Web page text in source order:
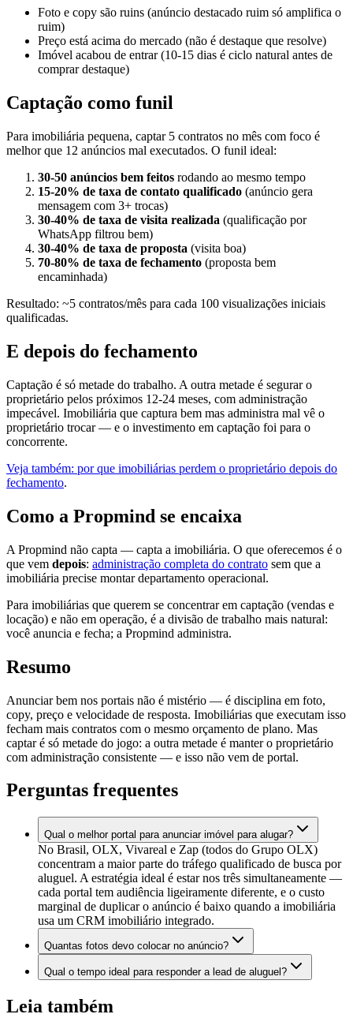
Foto e copy são ruins (anúncio destacado ruim só amplifica o
ruim)
Preço está acima do mercado (não é destaque que resolve)
Imóvel acabou de entrar (10-15 dias é ciclo natural antes de
comprar destaque)
Captação como funil
Para imobiliária pequena, captar 5 contratos no mês com foco é
melhor que 12 anúncios mal executados. O funil ideal:
30-50 anúncios bem feitos rodando ao mesmo tempo
15-20% de taxa de contato qualificado (anúncio gera
mensagem com 3+ trocas)
30-40% de taxa de visita realizada (qualificação por
WhatsApp filtrou bem)
30-40% de taxa de proposta (visita boa)
70-80% de taxa de fechamento (proposta bem
encaminhada)
Resultado: ~5 contratos/mês para cada 100 visualizações iniciais
qualificadas.
E depois do fechamento
Captação é só metade do trabalho. A outra metade é segurar o
proprietário pelos próximos 12-24 meses, com administração
impecável. Imobiliária que captura bem mas administra mal vê o
proprietário trocar — e o investimento em captação foi para o
concorrente.
Veja também: por que imobiliárias perdem o proprietário depois do
fechamento.
Como a Propmind se encaixa
A Propmind não capta — capta a imobiliária. O que oferecemos é o
que vem depois: administração completa do contrato sem que a
imobiliária precise montar departamento operacional.
Para imobiliárias que querem se concentrar em captação (vendas e
locação) e não em operação, é a divisão de trabalho mais natural:
você anuncia e fecha; a Propmind administra.
Resumo
Anunciar bem nos portais não é mistério — é disciplina em foto,
copy, preço e velocidade de resposta. Imobiliárias que executam isso
fecham mais contratos com o mesmo orçamento de plano. Mas
captar é só metade do jogo: a outra metade é manter o proprietário
com administração consistente — e isso não vem de portal.
Perguntas frequentes
Qual o melhor portal para anunciar imóvel para alugar?
No Brasil, OLX, Vivareal e Zap (todos do Grupo OLX)
concentram a maior parte do tráfego qualificado de busca por
aluguel. A estratégia ideal é estar nos três simultaneamente —
cada portal tem audiência ligeiramente diferente, e o custo
marginal de duplicar o anúncio é baixo quando a imobiliária
usa um CRM imobiliário integrado.
Quantas fotos devo colocar no anúncio?
Qual o tempo ideal para responder a lead de aluguel?
Leia também